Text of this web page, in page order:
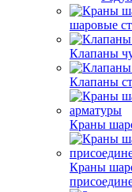
шаровые
Клапаны
Клапаны
Краны
Краны